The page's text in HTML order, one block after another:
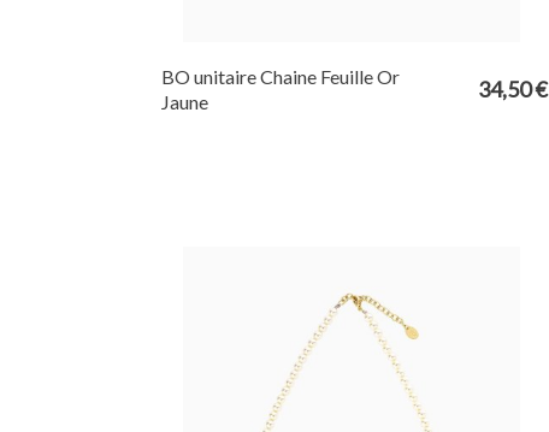
BO unitaire Chaine Feuille Or
Jaune
34,50 €